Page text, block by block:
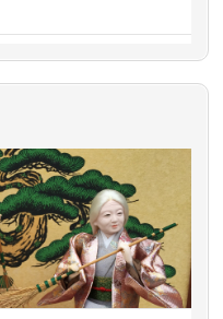
で。
家の片付けを始め
見守ってくれてあり
お願いできます
養・処分したいの
養祭までお人形は